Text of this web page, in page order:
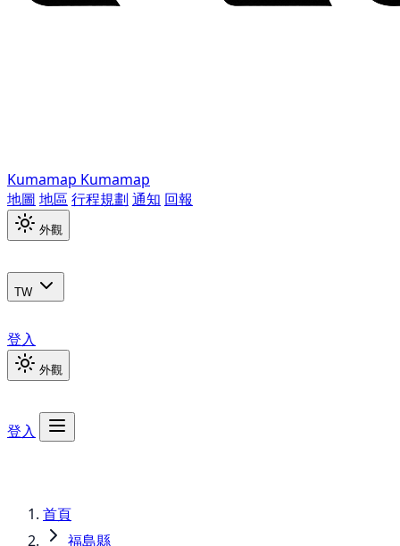
Kumamap Kumamap
地圖 地區 行程規劃 通知 回報
外觀
TW
登入
外觀
登入
首頁
福島縣